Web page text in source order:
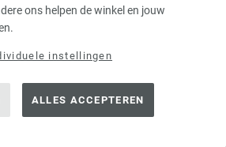
ons helpen de winkel en jouw
instellingen
ALLES ACCEPTEREN